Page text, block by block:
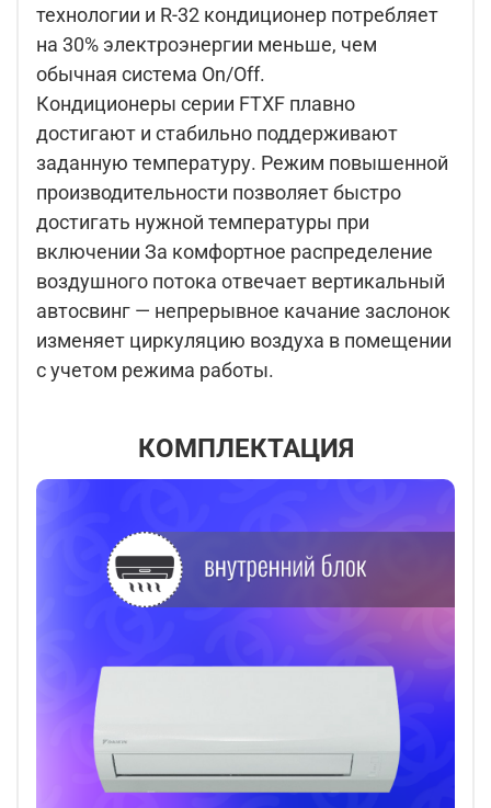
технологии и R-32 кондиционер потребляет
на 30% электроэнергии меньше, чем
обычная система On/Off.
Кондиционеры серии FTXF плавно
достигают и стабильно поддерживают
заданную температуру. Режим повышенной
производительности позволяет быстро
достигать нужной температуры при
включении За комфортное распределение
воздушного потока отвечает вертикальный
автосвинг — непрерывное качание заслонок
изменяет циркуляцию воздуха в помещении
с учетом режима работы.
КОМПЛЕКТАЦИЯ